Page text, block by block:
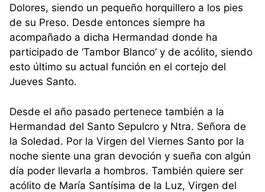
Dolores, siendo un pequeño horquillero a los pies
de su Preso. Desde entonces siempre ha
acompañado a dicha Hermandad donde ha
participado de ‘Tambor Blanco’ y de acólito, siendo
esto último su actual función en el cortejo del
Jueves Santo.
Desde el año pasado pertenece también a la
Hermandad del Santo Sepulcro y Ntra. Señora de
la Soledad. Por la Virgen del Viernes Santo por la
noche siente una gran devoción y sueña con algún
día poder llevarla a hombros. También quiere ser
acólito de María Santísima de la Luz, Virgen del